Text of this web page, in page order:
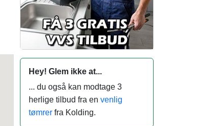
Hey! Glem ikke at...
... du også kan modtage 3
herlige tilbud fra en venlig
tømrer fra Kolding.